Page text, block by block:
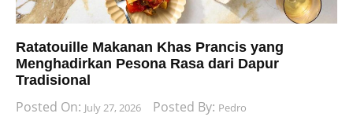
Ratatouille Makanan Khas Prancis yang
Menghadirkan Pesona Rasa dari Dapur
Tradisional
Posted On: July 27, 2026 Posted By: Pedro